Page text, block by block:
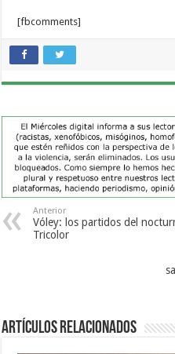
[fbcomments]
Anterior
Vóley: los partidos del
Tricolor
Artículos Relacionados